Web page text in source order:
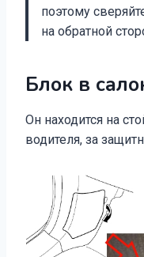
поэтому
на обратной
Блок в
Он находится на
водителя, за